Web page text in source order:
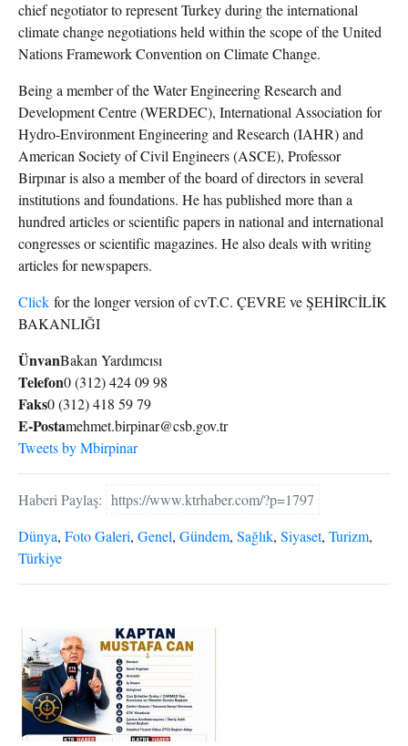
chief negotiator to represent Turkey during the international
climate change negotiations held within the scope of the United
Nations Framework Convention on Climate Change.
Being a member of the Water Engineering Research and
Development Centre (WERDEC), International Association for
Hydro-Environment Engineering and Research (IAHR) and
American Society of Civil Engineers (ASCE), Professor
Birpınar is also a member of the board of directors in several
institutions and foundations. He has published more than a
hundred articles or scientific papers in national and international
congresses or scientific magazines. He also deals with writing
articles for newspapers.
Click for the longer version of cvT.C. ÇEVRE ve ŞEHİRCİLİK
BAKANLIĞI
ÜnvanBakan Yardımcısı
Telefon0 (312) 424 09 98
Faks0 (312) 418 59 79
E-Postamehmet.birpinar@csb.gov.tr
Tweets by Mbirpinar
Haberi Paylaş: https://www.ktrhaber.com/?p=1797
Dünya, Foto Galeri, Genel, Gündem, Sağlık, Siyaset, Turizm,
Türkiye